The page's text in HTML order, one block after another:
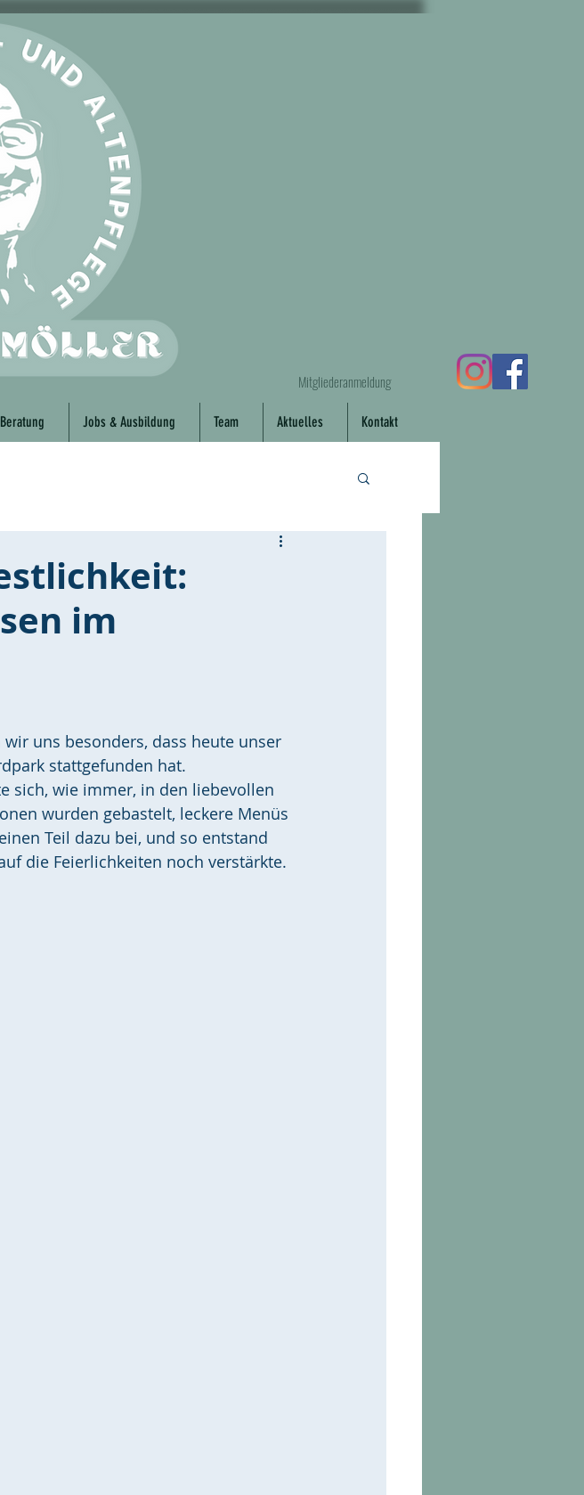
Mitgliederanmeldung
Beratung Jobs & Ausbildung Team Aktuelles Kontakt
im
uns besonders, dass heute unser
stattgefunden hat.
sich, wie immer, in den liebevollen
wurden gebastelt, leckere Menüs
Teil dazu bei, und so entstand
die Feierlichkeiten noch verstärkte.